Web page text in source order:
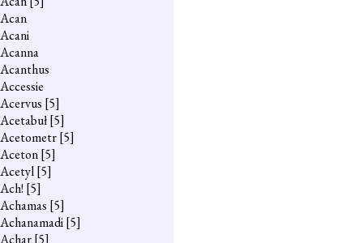
Acan
Acani
Acanna
Acanthus
Accessie
Acervus [5]
Acetabuł[5]
Acetometr[5]
Aceton[5]
Acetyl[5]
Ach! [5]
Achamas [5]
Achanamadi[5]
Achar[5]